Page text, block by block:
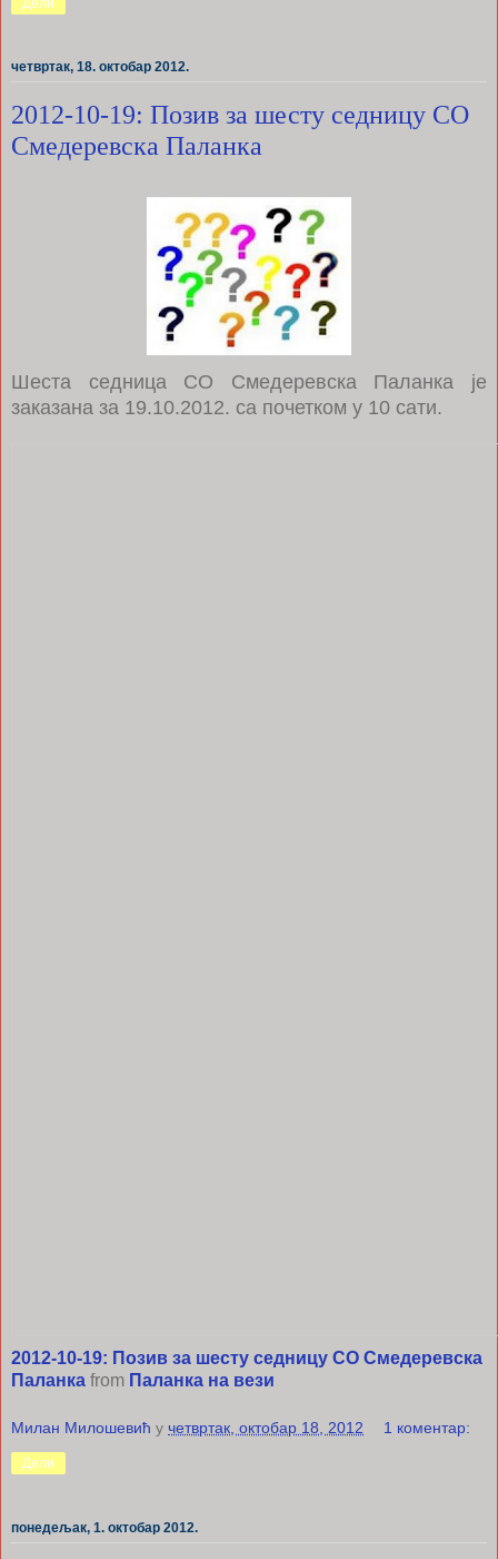
Дели
четвртак, 18. октобар 2012.
2012-10-19: Позив за шесту седницу СО
Смедеревска Паланка
Шеста седница СО Смедеревска Паланка је
заказана за 19.10.2012. са почетком у 10 сати.
2012-10-19: Позив за шесту седницу СО Смедеревска
Паланка from Паланка на вези
Милан Милошевић у четвртак, октобар 18, 2012 1 коментар:
Дели
понедељак, 1. октобар 2012.